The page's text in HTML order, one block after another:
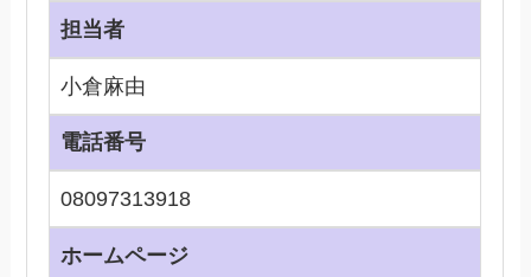
担当者
小倉麻由
電話番号
08097313918
ホームページ